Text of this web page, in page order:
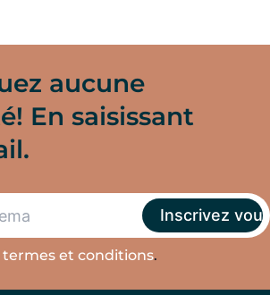
aucune
En saisissant
termes et conditions.